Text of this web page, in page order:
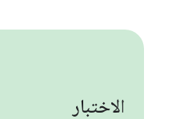
الاختبار